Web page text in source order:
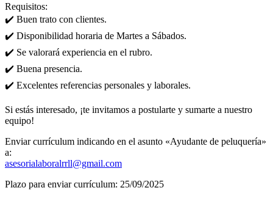
Requisitos:
✔️ Buen trato con clientes.
✔️ Disponibilidad horaria de Martes a Sábados.
✔️ Se valorará experiencia en el rubro.
✔️ Buena presencia.
✔️ Excelentes referencias personales y laborales.
Si estás interesado, ¡te invitamos a postularte y sumarte a nuestro
equipo!
Enviar currículum indicando en el asunto «Ayudante de peluquería»
a:
asesorialaboralrrll@gmail.com
Plazo para enviar currículum: 25/09/2025